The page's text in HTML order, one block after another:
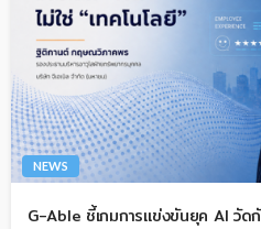
NEWS
G-Able ชี้เกมการแข่งขันยุค AI วัดกั